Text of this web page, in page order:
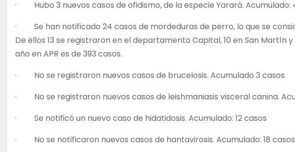
· Hubo 3 nuevos casos de ofidismo, de la especie Yarará. Acumulado:
· Se han notificado 24 casos de mordeduras de perro, lo que se
De ellos 13 se registraron en el departamento Capital, 10 en San Martín y
año en APR es de 393 casos.
· No se registraron nuevos casos de brucelosis. Acumulado 3 casos
· No se registraron nuevos casos de leishmaniasis visceral canina.
· Se notificó un nuevo caso de hidatidosis. Acumulado: 12 casos
· No se notificaron nuevos casos de hantavirosis. Acumulado: 18 casos